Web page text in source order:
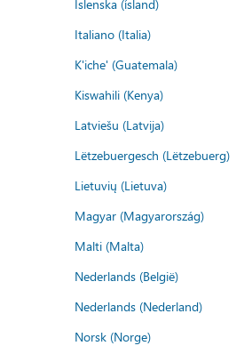
Íslenska (ísland)
Italiano (Italia)
K'iche' (Guatemala)
Kiswahili (Kenya)
Latviešu (Latvija)
Lëtzebuergesch (Lëtzebuerg)
Lietuvių (Lietuva)
Magyar (Magyarország)
Malti (Malta)
Nederlands (België)
Nederlands (Nederland)
Norsk (Norge)